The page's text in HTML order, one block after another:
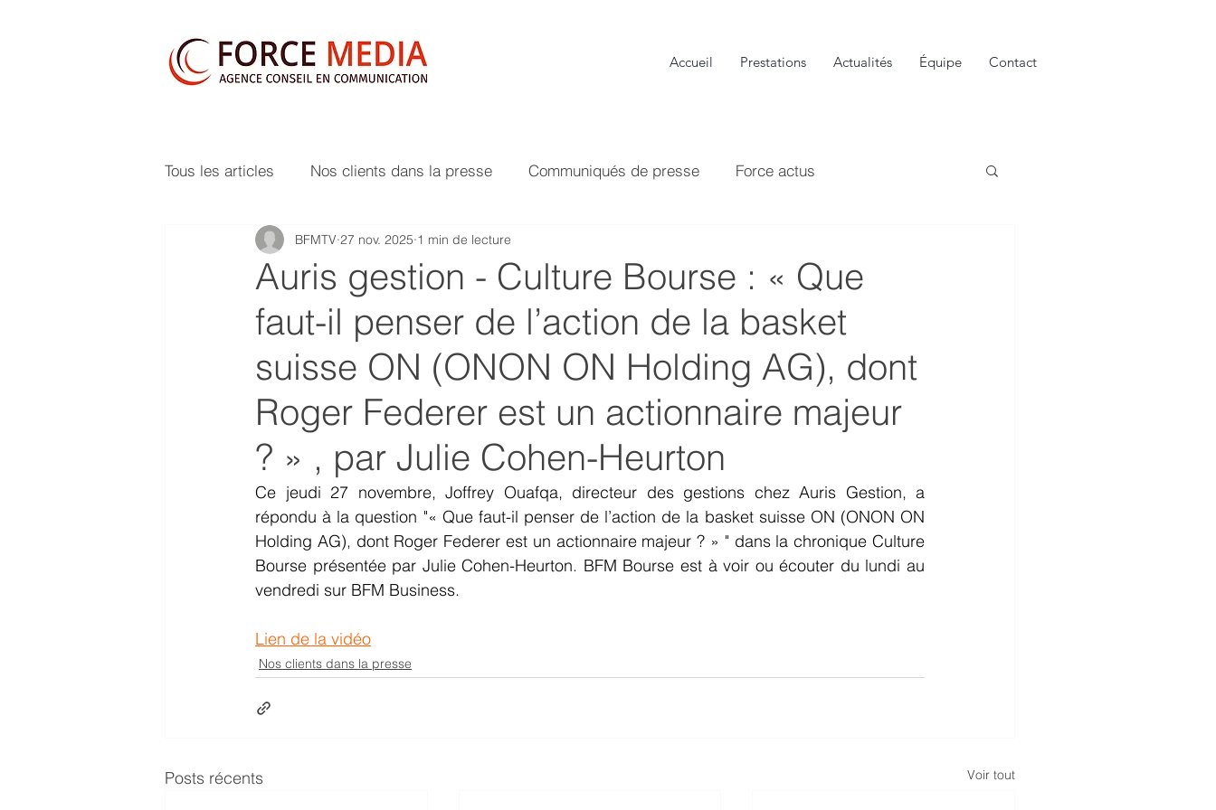
Accueil Prestations Actualités Équipe Contact
Tous les articles Nos clients dans la presse Communiqués de presse Force actus
Auris gestion - Culture Bourse : « Que
faut-il penser de l’action de la basket
suisse ON (ONON ON Holding AG), dont
Roger Federer est un actionnaire majeur
? » , par Julie Cohen-Heurton
BFMTV 27 nov. 2025 1 min de lecture
Ce jeudi 27 novembre, Joffrey Ouafqa, directeur des gestions chez Auris Gestion, a
répondu à la question "« Que faut-il penser de l’action de la basket suisse ON (ONON ON
Holding AG), dont Roger Federer est un actionnaire majeur ? » " dans la chronique Culture
Bourse présentée par Julie Cohen-Heurton. BFM Bourse est à voir ou écouter du lundi au
vendredi sur BFM Business.
Lien de la vidéo
Nos clients dans la presse
Posts récents Voir tout